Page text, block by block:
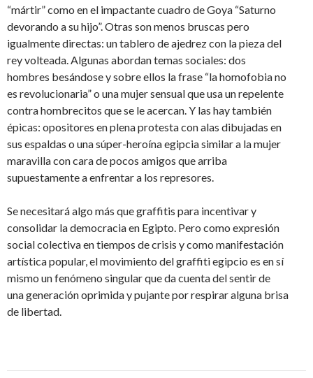
“mártir” como en el impactante cuadro de Goya “Saturno
devorando a su hijo”. Otras son menos bruscas pero
igualmente directas: un tablero de ajedrez con la pieza del
rey volteada. Algunas abordan temas sociales: dos
hombres besándose y sobre ellos la frase “la homofobia no
es revolucionaria” o una mujer sensual que usa un repelente
contra hombrecitos que se le acercan. Y las hay también
épicas: opositores en plena protesta con alas dibujadas en
sus espaldas o una súper-heroína egipcia similar a la mujer
maravilla con cara de pocos amigos que arriba
supuestamente a enfrentar a los represores.
Se necesitará algo más que graffitis para incentivar y
consolidar la democracia en Egipto. Pero como expresión
social colectiva en tiempos de crisis y como manifestación
artística popular, el movimiento del graffiti egipcio es en sí
mismo un fenómeno singular que da cuenta del sentir de
una generación oprimida y pujante por respirar alguna brisa
de libertad.